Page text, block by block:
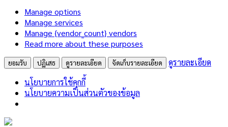
ตลาด
Manage options
Manage services
Manage {vendor_count} vendors
Read more about these purposes
ยอมรับ ปฏิเสธ ดูรายละเอียด จัดเก็บรายละเอียด
ดูรายละเอียด
นโยบายการใช้คุกกี้
นโยบายความเป็นส่วนตัวของข้อมูล